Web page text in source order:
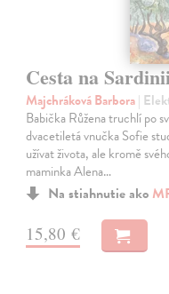
Cesta na
Majchráková Barbora|
Babička Růžena truchlí po
dvacetiletá vnučka Sofie
užívat života, ale kromě
maminka Alena…
Na stiahnutie ako
15,80 €